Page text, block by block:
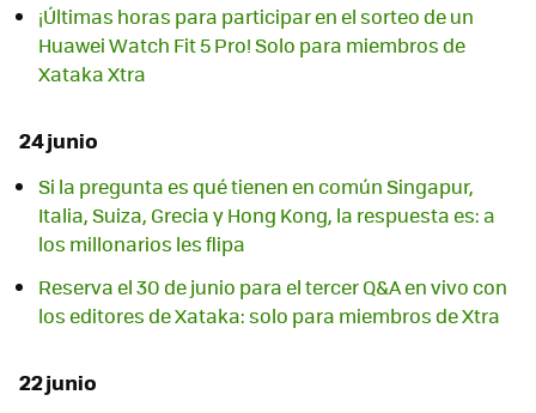
¡Últimas horas para participar en el sorteo de un
Huawei Watch Fit 5 Pro! Solo para miembros de
Xataka Xtra
24 junio
Si la pregunta es qué tienen en común Singapur,
Italia, Suiza, Grecia y Hong Kong, la respuesta es: a
los millonarios les flipa
Reserva el 30 de junio para el tercer Q&A en vivo con
los editores de Xataka: solo para miembros de Xtra
22 junio